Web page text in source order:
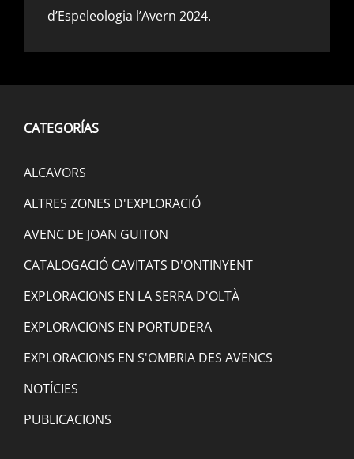
d’Espeleologia l’Avern 2024.
CATEGORÍAS
ALCAVORS
ALTRES ZONES D'EXPLORACIÓ
AVENC DE JOAN GUITON
CATALOGACIÓ CAVITATS D'ONTINYENT
EXPLORACIONS EN LA SERRA D'OLTÀ
EXPLORACIONS EN PORTUDERA
EXPLORACIONS EN S'OMBRIA DES AVENCS
NOTÍCIES
PUBLICACIONS